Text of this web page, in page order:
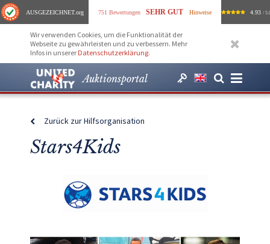
AUSGEZEICHNET.org 751 Bewertungen SEHR GUT Hinweise 4.93 /
Wir verwenden Cookies, um die Funktionalität der
Webseite zu gewährleisten und zu verbessern. Mehr
Infos in unserer Datenschutzerklärung.
Auktionsportal
Zurück zur Hilfsorganisation
Stars4Kids